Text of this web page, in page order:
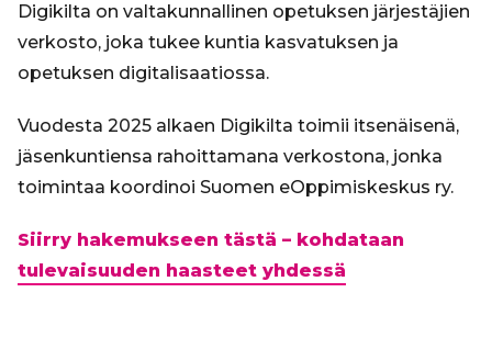
Digikilta on valtakunnallinen opetuksen järjestäjien
verkosto, joka tukee kuntia kasvatuksen ja
opetuksen digitalisaatiossa.
Vuodesta 2025 alkaen Digikilta toimii itsenäisenä,
jäsenkuntiensa rahoittamana verkostona, jonka
toimintaa koordinoi Suomen eOppimiskeskus ry.
Siirry hakemukseen tästä – kohdataan
tulevaisuuden haasteet yhdessä